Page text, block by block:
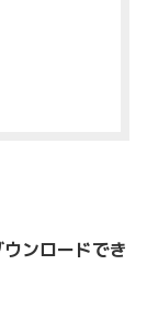
ンロードでき